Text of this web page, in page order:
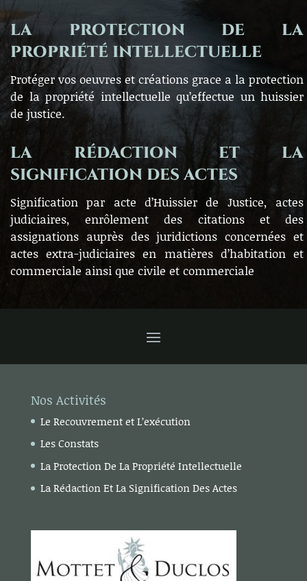
LA PROTECTION DE LA
PROPRIÉTÉ INTELLECTUELLE
Protéger vos oeuvres et créations grace a la protection
de la propriété intellectuelle qu’effectue un huissier
de justice.
LA RÉDACTION ET LA
SIGNIFICATION DES ACTES
Signification par acte d’Huissier de Justice, actes
judiciaires, enrôlement des citations et des
assignations auprès des juridictions concernées et
actes extra-judiciaires en matières d’habitation et
commerciale ainsi que civile et commerciale
Nos Activités
Le Recouvrement et L’exécution
Les Constats
La Protection De La Propriété Intellectuelle
La Rédaction Et La Signification Des Actes